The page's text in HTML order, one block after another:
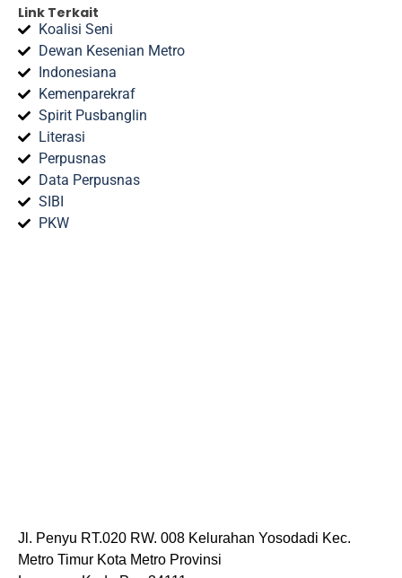
Link Terkait
Koalisi Seni
Dewan Kesenian Metro
Indonesiana
Kemenparekraf
Spirit Pusbanglin
Literasi
Perpusnas
Data Perpusnas
SIBI
PKW
Jl. Penyu RT.020 RW. 008 Kelurahan Yosodadi Kec.
Metro Timur Kota Metro Provinsi